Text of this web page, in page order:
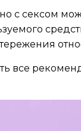
с сексом
все